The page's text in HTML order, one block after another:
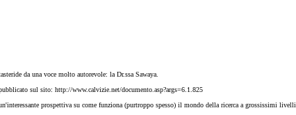
da una voce molto autorevole: la Dr.ssa Sawaya.
sul sito: http://www.calvizie.net/documento.asp?args=6.1.825
prospettiva su come funziona (purtroppo spesso) il mondo della ricerca a grossissimi livelli.